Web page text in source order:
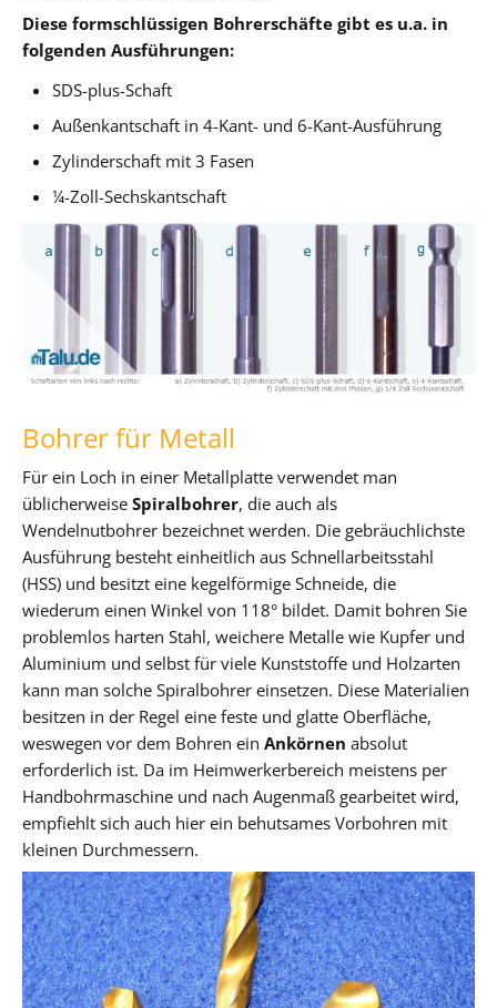
Diese formschlüssigen Bohrerschäfte gibt es u.a. in
folgenden Ausführungen:
SDS-plus-Schaft
Außenkantschaft in 4-Kant- und 6-Kant-Ausführung
Zylinderschaft mit 3 Fasen
¼-Zoll-Sechskantschaft
Bohrer für Metall
Für ein Loch in einer Metallplatte verwendet man
üblicherweise Spiralbohrer, die auch als
Wendelnutbohrer bezeichnet werden. Die gebräuchlichste
Ausführung besteht einheitlich aus Schnellarbeitsstahl
(HSS) und besitzt eine kegelförmige Schneide, die
wiederum einen Winkel von 118° bildet. Damit bohren Sie
problemlos harten Stahl, weichere Metalle wie Kupfer und
Aluminium und selbst für viele Kunststoffe und Holzarten
kann man solche Spiralbohrer einsetzen. Diese Materialien
besitzen in der Regel eine feste und glatte Oberfläche,
weswegen vor dem Bohren ein Ankörnen absolut
erforderlich ist. Da im Heimwerkerbereich meistens per
Handbohrmaschine und nach Augenmaß gearbeitet wird,
empfiehlt sich auch hier ein behutsames Vorbohren mit
kleinen Durchmessern.